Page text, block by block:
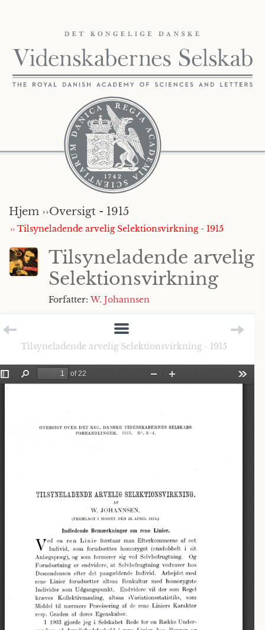
Hjem ››Oversigt - 1915
›› Tilsyneladende arvelig Selektionsvirkning - 1915
Tilsyneladende arvelig
Selektionsvirkning
Forfatter:W. Johannsen
Tilsyneladende arvelig Selektionsvirkning - 1915